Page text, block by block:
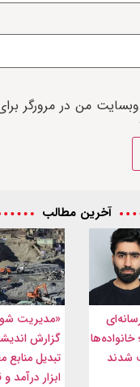
من در مرورگر
آخرین مطالب
خانواده‌ها
شدند
«مدیریت
گزارش
تبدیل منابع
ابزار درآمد